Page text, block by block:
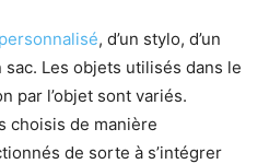
, d’un stylo, d’un
Les objets utilisés dans le
par l’objet sont variés.
choisis de manière
de sorte à s’intégrer